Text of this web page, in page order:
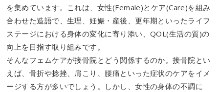
を集めています。これは、女性(Female)とケア(Care)を組み
合わせた造語で、生理、妊娠・産後、更年期といったライフ
ステージにおける身体の変化に寄り添い、QOL(生活の質)の
向上を目指す取り組みです。
そんなフェムケアが接骨院とどう関係するのか。接骨院とい
えば、骨折や捻挫、肩こり、腰痛といった症状のケアをイメ
ージする方が多いでしょう。しかし、女性の身体の不調に